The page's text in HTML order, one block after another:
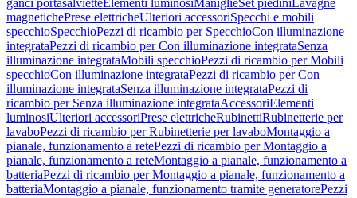
ganci portasalvietteElementi luminosiManiglieSet piediniLavagne
magnetichePrese elettricheUlteriori accessoriSpecchi e mobili
specchioSpecchioPezzi di ricambio per SpecchioCon illuminazione
integrataPezzi di ricambio per Con illuminazione integrataSenza
illuminazione integrataMobili specchioPezzi di ricambio per Mobili
specchioCon illuminazione integrataPezzi di ricambio per Con
illuminazione integrataSenza illuminazione integrataPezzi di
ricambio per Senza illuminazione integrataAccessoriElementi
luminosiUlteriori accessoriPrese elettricheRubinettiRubinetterie per
lavaboPezzi di ricambio per Rubinetterie per lavaboMontaggio a
pianale, funzionamento a retePezzi di ricambio per Montaggio a
pianale, funzionamento a reteMontaggio a pianale, funzionamento a
batteriaPezzi di ricambio per Montaggio a pianale, funzionamento a
batteriaMontaggio a pianale, funzionamento tramite generatorePezzi